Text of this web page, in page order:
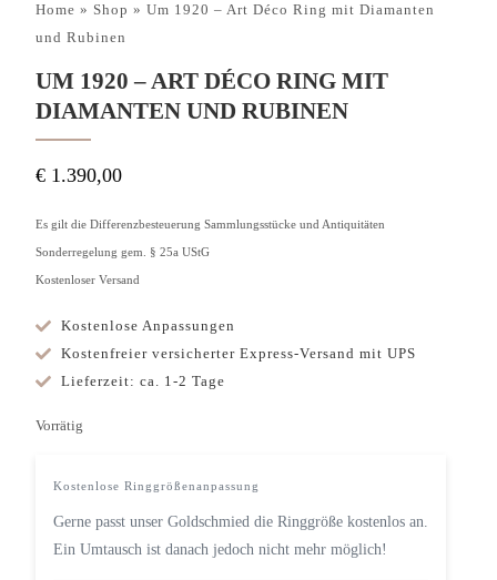
Home » Shop » Um 1920 – Art Déco Ring mit Diamanten
und Rubinen
UM 1920 – ART DÉCO RING MIT
DIAMANTEN UND RUBINEN
€ 1.390,00
Es gilt die Differenzbesteuerung Sammlungsstücke und Antiquitäten
Sonderregelung gem. § 25a UStG
Kostenloser Versand
Kostenlose Anpassungen
Kostenfreier versicherter Express-Versand mit UPS
Lieferzeit: ca. 1-2 Tage
Vorrätig
Kostenlose Ringgrößenanpassung
Gerne passt unser Goldschmied die Ringgröße kostenlos an.
Ein Umtausch ist danach jedoch nicht mehr möglich!